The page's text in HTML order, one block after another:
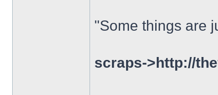
"Some things are
scraps->http://